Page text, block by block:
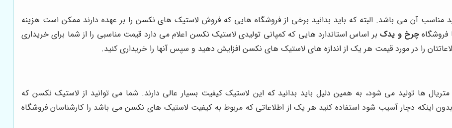
آن می باشد. البته که باید بدانید برخی از فروشگاه هایی که فروش لاستیک های نکسن را بر عهده دارند ممکن است هزینه
فروشگاهچرخ و یدکبر اساس استاندارد هایی که کمپانی تولیدی لاستیک نکسن اعلام می دارد قیمت مناسبی را از شما برای خریداری
را در مورد قیمت هر یک از اندازه های لاستیک‌ های نکسن افزایش دهید و سپس آنها را خریداری کنید.
ها تولید می شود، به همین دلیل باید بدانید که این لاستیک کیفیت بسیار عالی دارند. شما می توانید از لاستیک‌ نکسن که
اینکه دچار آسیب شود استفاده کنید هر یک از اطلاعاتی که مربوط به کیفیت لاستیک های نکسن می باشد را کارشناسان فروشگاه